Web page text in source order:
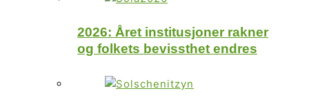
2026: Året institusjoner rakner
og folkets bevissthet endres